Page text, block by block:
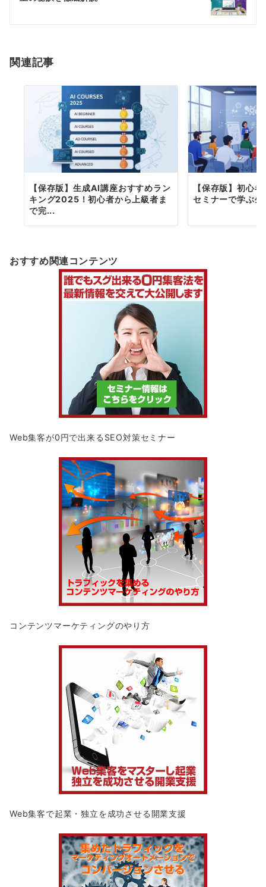
シ
ン
関連記事
【保存版】生成AI講座おすすめラン
キング2025！初心者から上級者ま
で完...
【保存版】初心
セミナーで学ぶ
おすすめ関連コンテンツ
Web集客が0円で出来るSEO対策セミナー
コンテンツマーケティングのやり方
Web集客で起業・独立を成功させる開業支援